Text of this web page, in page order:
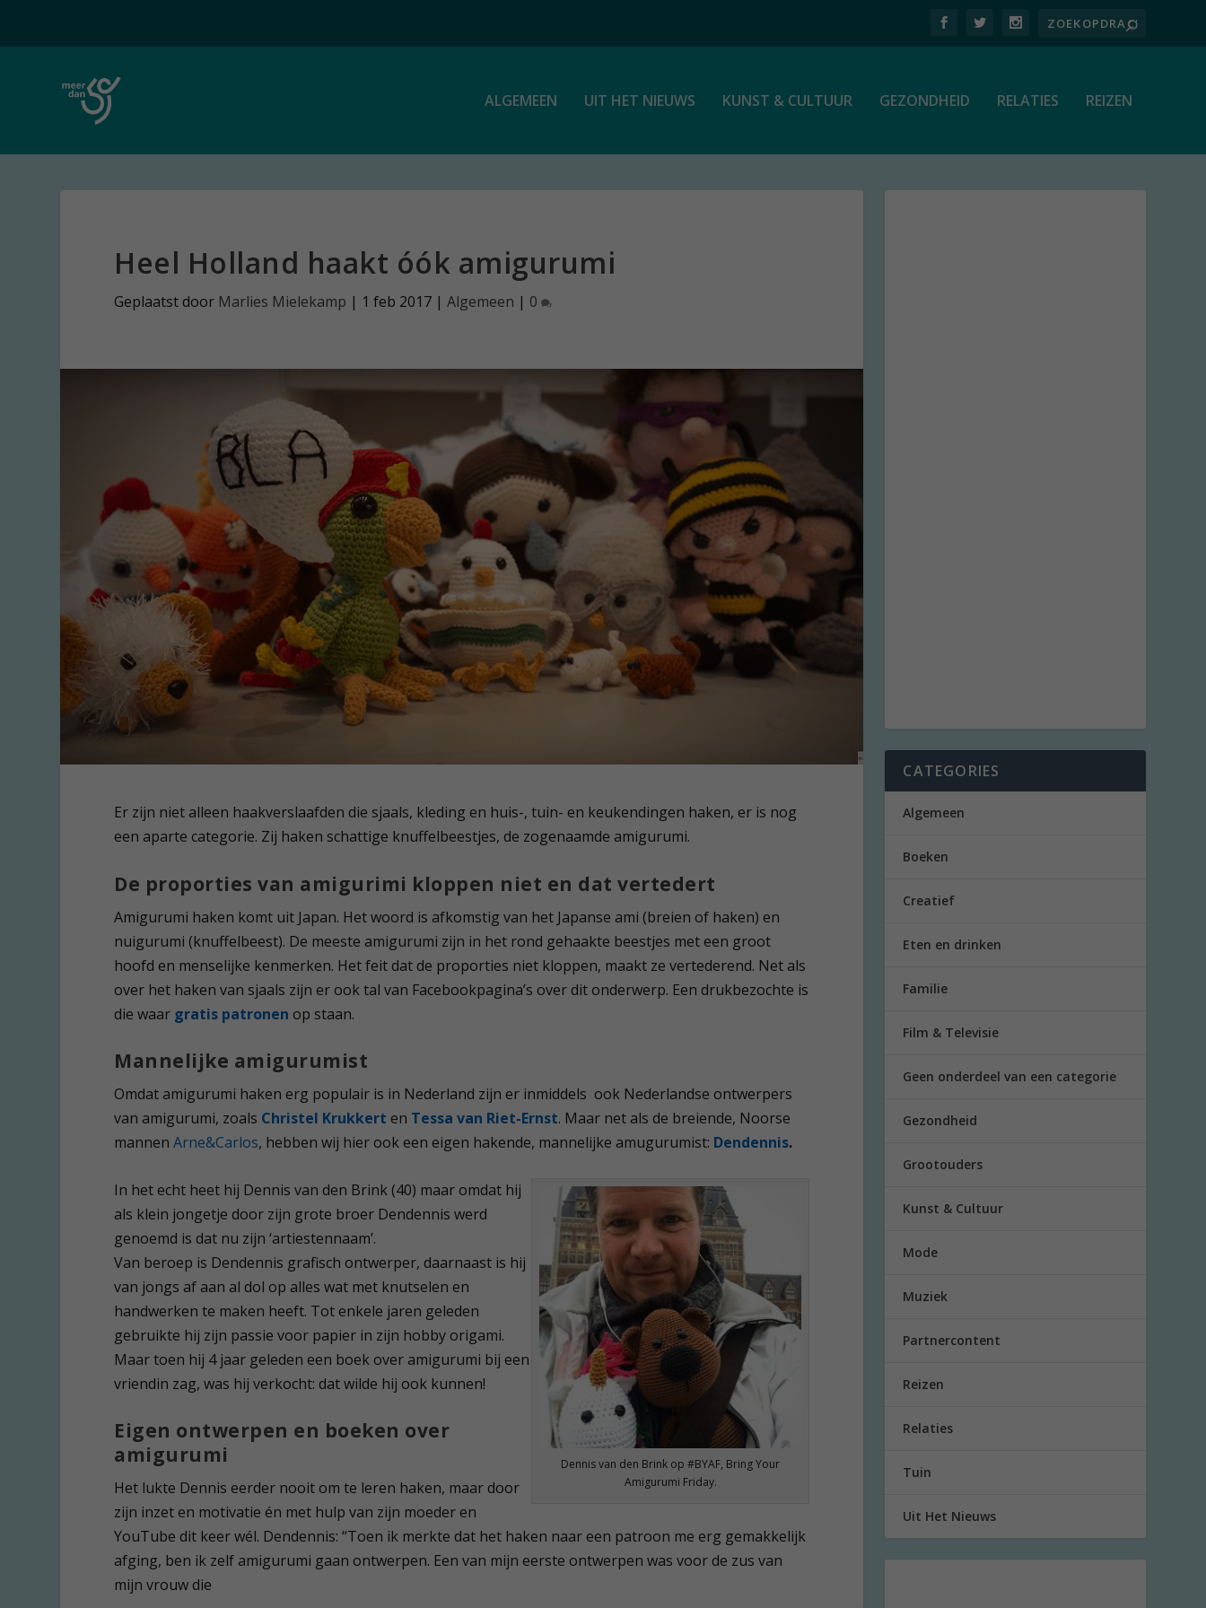
ALGEMEEN UIT HET NIEUWS KUNST & CULTUUR GEZONDHEID RELATIES REIZEN
Heel Holland haakt óók amigurumi
Geplaatst door Marlies Mielekamp | 1 feb 2017 |Algemeen | 0
Er zijn niet alleen haakverslaafden die sjaals, kleding en huis-, tuin- en keukendingen haken, er is nog
een aparte categorie. Zij haken schattige knuffelbeestjes, de zogenaamde amigurumi.
De proporties van amigurimi kloppen niet en dat vertedert
Amigurumi haken komt uit Japan. Het woord is afkomstig van het Japanse ami (breien of haken) en
nuigurumi (knuffelbeest). De meeste amigurumi zijn in het rond gehaakte beestjes met een groot
hoofd en menselijke kenmerken. Het feit dat de proporties niet kloppen, maakt ze vertederend. Net als
over het haken van sjaals zijn er ook tal van Facebookpagina’s over dit onderwerp. Een drukbezochte is
die waar gratis patronen op staan.
Mannelijke amigurumist
Omdat amigurumi haken erg populair is in Nederland zijn er inmiddels ook Nederlandse ontwerpers
van amigurumi, zoals Christel Krukkert en Tessa van Riet-Ernst. Maar net als de breiende, Noorse
mannenArne&Carlos, hebben wij hier ook een eigen hakende, mannelijke amugurumist: Dendennis.
Dennis van den Brink op #BYAF, Bring Your
Amigurumi Friday.
In het echt heet hij Dennis van den Brink (40) maar omdat hij
als klein jongetje door zijn grote broer Dendennis werd
genoemd is dat nu zijn ‘artiestennaam’.
Van beroep is Dendennis grafisch ontwerper, daarnaast is hij
van jongs af aan al dol op alles wat met knutselen en
handwerken te maken heeft. Tot enkele jaren geleden
gebruikte hij zijn passie voor papier in zijn hobby origami.
Maar toen hij 4 jaar geleden een boek over amigurumi bij een
vriendin zag, was hij verkocht: dat wilde hij ook kunnen!
Eigen ontwerpen en boeken over
amigurumi
Het lukte Dennis eerder nooit om te leren haken, maar door
zijn inzet en motivatie én met hulp van zijn moeder en
YouTube dit keer wél. Dendennis: “Toen ik merkte dat het haken naar een patroon me erg gemakkelijk
afging, ben ik zelf amigurumi gaan ontwerpen. Een van mijn eerste ontwerpen was voor de zus van
mijn vrouw die
CATEGORIES
Algemeen
Boeken
Creatief
Eten en drinken
Familie
Film & Televisie
Geen onderdeel van een categorie
Gezondheid
Grootouders
Kunst & Cultuur
Mode
Muziek
Partnercontent
Reizen
Relaties
Tuin
Uit Het Nieuws